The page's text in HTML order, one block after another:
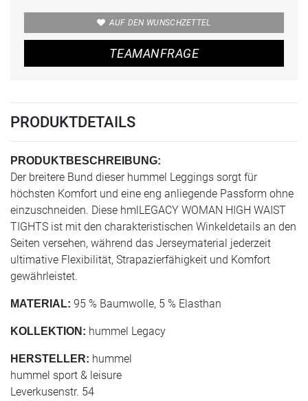
AUF DEN WUNSCHZETTEL
TEAMANFRAGE
PRODUKTDETAILS
PRODUKTBESCHREIBUNG:
Der breitere Bund dieser hummel Leggings sorgt für
höchsten Komfort und eine eng anliegende Passform ohne
einzuschneiden. Diese hmlLEGACY WOMAN HIGH WAIST
TIGHTS ist mit den charakteristischen Winkeldetails an den
Seiten versehen, während das Jerseymaterial jederzeit
ultimative Flexibilität, Strapazierfähigkeit und Komfort
gewährleistet.
MATERIAL: 95 % Baumwolle, 5 % Elasthan
KOLLEKTION: hummel Legacy
HERSTELLER: hummel
hummel sport & leisure
Leverkusenstr. 54